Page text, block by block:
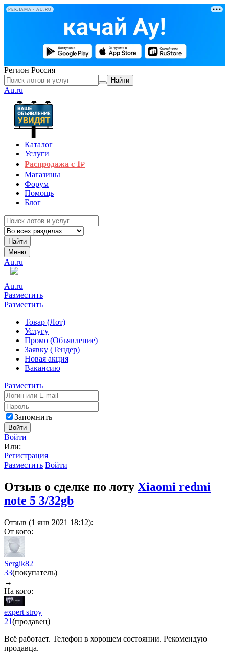
РЕКЛАМА • AU.RU
Регион Россия
Найти
Au.ru
Каталог
Услуги
Распродажа с 1₽
Магазины
Форум
Помощь
Блог
Найти
Меню
Au.ru
Au.ru
Разместить
Разместить
Товар (Лот)
Услугу
Промо (Объявление)
Заявку (Тендер)
Новая акция
Вакансию
Разместить
Запомнить
Войти
Войти
Или:
Регистрация
Разместить Войти
Отзыв о сделке по лоту Xiaomi redmi
note 5 3/32gb
Отзыв (1 янв 2021 18:12):
От кого:
Sergik82
33(покупатель)
→
На кого:
expert stroy
21(продавец)
Всё работает. Телефон в хорошем состоянии. Рекомендую
продавца.